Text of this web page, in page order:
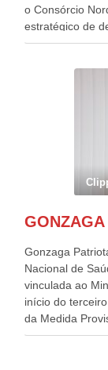
o Consórcio
estratégico de
desafios para a
evento contou
Alckmin, que
governador de
Nordeste,
atualmente
Governadora
Casa Civil, Rui
de todo
Gonzaga
Nacional de
vinculada ao
início do
da Medida
pelo